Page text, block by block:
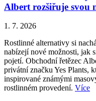
Albert rozšiřuje svou
1. 7. 2026
Rostlinné alternativy si
nabízejí nové možnosti, jak
pojetí. Obchodní řetězec
privátní značku Yes Plants,
inspirované známými
rostlinném provedení. Více